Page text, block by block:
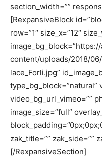
section_width=””
[RexpansiveBlock
row=”1″ size_x=”12″
content/uploads/2018/
lace_Forli.jpg”
type_bg_block=”natural”
video_bg_url_vimeo=””
image_size=”full”
zak_title=”” zak_side=””
[/RexpansiveSection]